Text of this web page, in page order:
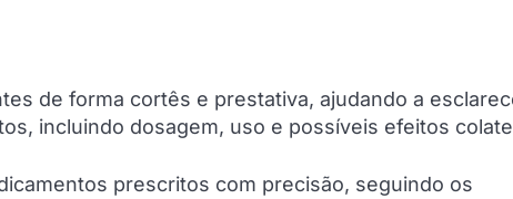
de forma cortês e prestativa, ajudando a
incluindo dosagem, uso e possíveis efeitos
prescritos com precisão, seguindo os